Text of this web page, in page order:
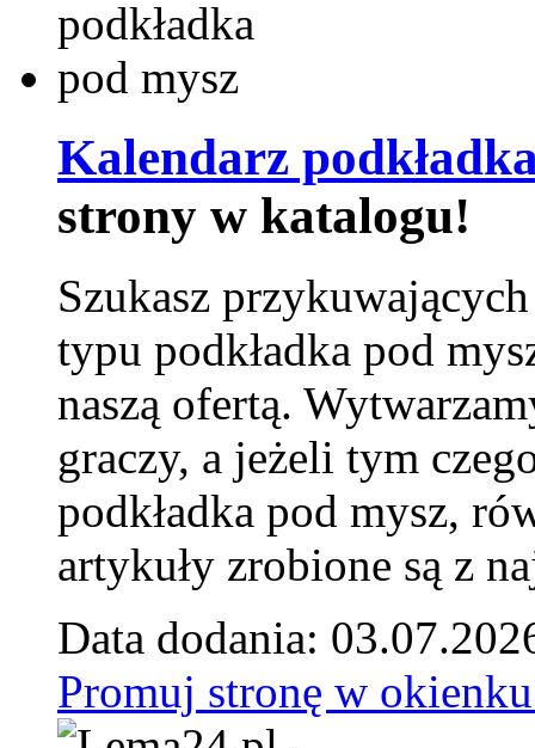
Kalendarz
strony w katalogu!
Szukasz
typu podkładka pod
naszą ofertą.
graczy, a jeżeli tym
podkładka pod mysz,
artykuły zrobione są z
Data dodania:
Promuj stronę w